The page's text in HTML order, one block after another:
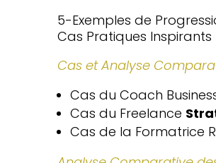
5-Exemples de
Cas Pratiques Inspirants
Cas et Analyse
Cas du Coach
Cas du Freelance
Cas de la Formatrice